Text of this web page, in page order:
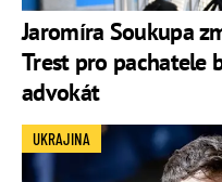
Jaromíra Soukupa
Trest pro pachatele
advokát
UKRAJINA